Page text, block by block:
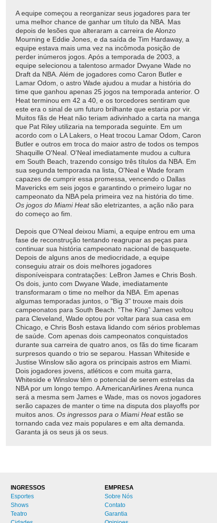
A equipe começou a reorganizar seus jogadores para ter
uma melhor chance de ganhar um título da NBA. Mas
depois de lesões que alteraram a carreira de Alonzo
Mourning e Eddie Jones, e da saída de Tim Hardaway, a
equipe estava mais uma vez na incômoda posição de
perder inúmeros jogos. Após a temporada de 2003, a
equipe selecionou a talentoso armador Dwyane Wade no
Draft da NBA. Além de jogadores como Caron Butler e
Lamar Odom, o astro Wade ajudou a mudar a história do
time que ganhou apenas 25 jogos na temporada anterior. O
Heat terminou em 42 a 40, e os torcedores sentiram que
este era o sinal de um futuro brilhante que estaria por vir.
Muitos fãs de Heat não teriam adivinhado a carta na manga
que Pat Riley utilizaria na temporada seguinte. Em um
acordo com o LA Lakers, o Heat trocou Lamar Odom, Caron
Butler e outros em troca do maior astro de todos os tempos
Shaquille O'Neal. O'Neal imediatamente mudou a cultura
em South Beach, trazendo consigo três títulos da NBA. Em
sua segunda temporada na lista, O'Neal e Wade foram
capazes de cumprir essa promessa, vencendo o Dallas
Mavericks em seis jogos e garantindo o primeiro lugar no
campeonato da NBA pela primeira vez na história do time.
Os jogos do Miami Heatsão eletrizantes, a ação não para
do começo ao fim.
Depois que O'Neal deixou Miami, a equipe entrou em uma
fase de reconstrução tentando reagrupar as peças para
continuar sua história campeonato nacional de basquete.
Depois de alguns anos de mediocridade, a equipe
conseguiu atrair os dois melhores jogadores
disponíveispara contratações: LeBron James e Chris Bosh.
Os dois, junto com Dwyane Wade, imediatamente
transformaram o time no melhor da NBA. Em apenas
algumas temporadas juntos, o "Big 3" trouxe mais dois
campeonatos para South Beach. “The King” James voltou
para Cleveland, Wade optou por voltar para sua casa em
Chicago, e Chris Bosh estava lidando com sérios problemas
de saúde. Com apenas dois campeonatos conquistados
durante sua carreira de quatro anos, os fãs do time ficaram
surpresos quando o trio se separou. Hassan Whiteside e
Justise Winslow são agora os principais astros em Miami.
Dois jogadores jovens, atléticos e com muita garra,
Whiteside e Winslow têm o potencial de serem estrelas da
NBA por um longo tempo. A AmericanAirlines Arena nunca
será a mesma sem James e Wade, mas os novos jogadores
serão capazes de manter o time na disputa dos playoffs por
muitos anos. Os ingressos para o Miami Heatestão se
tornando cada vez mais populares e em alta demanda.
Garanta já os seus já os seus.
INGRESSOS
Esportes
Shows
Teatro
EMPRESA
Sobre Nós
Contato
Garantia